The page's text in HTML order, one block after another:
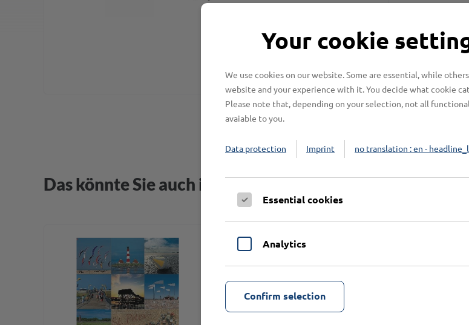
Das könnte Sie auch interessieren
Your cookie
We use cookies on our website. Some are essential, while
website and your experience with it. You decide what cookie
Please note that, depending on your selection, not all
avaiable to you.
Data protection Imprint no translation : en -
Essential cookies
Analytics
Confirm selection